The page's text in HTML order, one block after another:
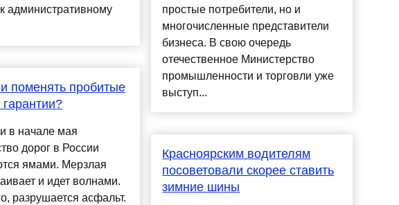
административному
поменять пробитые
в начале мая
дорог в России
ямами. Мерзлая
и идет волнами.
разрушается асфальт.
простые потребители, но и
многочисленные представители
бизнеса. В свою очередь
отечественное Министерство
промышленности и торговли уже
выступ...
Красноярским водителям
посоветовали скорее ставить
зимние шины